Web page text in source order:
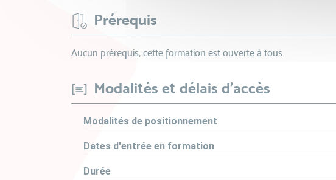
Prérequis
Aucun prérequis, cette formation est ouverte à tous.
Modalités et délais d'accès
Modalités de positionnement
Dates d'entrée en formation
Durée